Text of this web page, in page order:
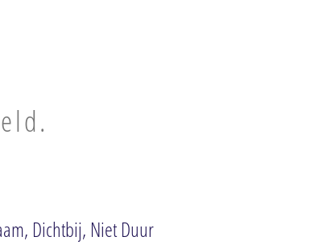
Dichtbij, Niet Duur